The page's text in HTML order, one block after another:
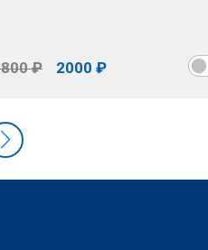
₽ 2000 ₽